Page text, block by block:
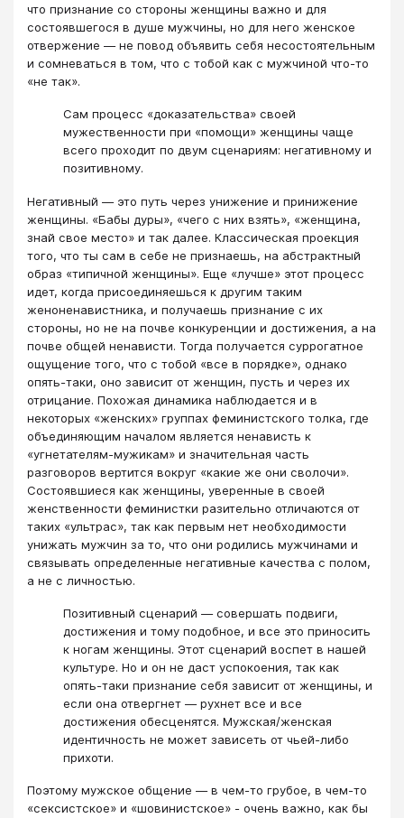
что признание со стороны женщины важно и для
состоявшегося в душе мужчины, но для него женское
отвержение — не повод объявить себя несостоятельным
и сомневаться в том, что с тобой как с мужчиной что-то
«не так».
Сам процесс «доказательства» своей
мужественности при «помощи» женщины чаще
всего проходит по двум сценариям: негативному и
позитивному.
Негативный — это путь через унижение и принижение
женщины. «Бабы дуры», «чего с них взять», «женщина,
знай свое место» и так далее. Классическая проекция
того, что ты сам в себе не признаешь, на абстрактный
образ «типичной женщины». Еще «лучше» этот процесс
идет, когда присоединяешься к другим таким
женоненавистника, и получаешь признание с их
стороны, но не на почве конкуренции и достижения, а на
почве общей ненависти. Тогда получается суррогатное
ощущение того, что с тобой «все в порядке», однако
опять-таки, оно зависит от женщин, пусть и через их
отрицание. Похожая динамика наблюдается и в
некоторых «женских» группах феминистского толка, где
объединяющим началом является ненависть к
«угнетателям-мужикам» и значительная часть
разговоров вертится вокруг «какие же они сволочи».
Состоявшиеся как женщины, уверенные в своей
женственности феминистки разительно отличаются от
таких «ультрас», так как первым нет необходимости
унижать мужчин за то, что они родились мужчинами и
связывать определенные негативные качества с полом,
а не с личностью.
Позитивный сценарий — совершать подвиги,
достижения и тому подобное, и все это приносить
к ногам женщины. Этот сценарий воспет в нашей
культуре. Но и он не даст успокоения, так как
опять-таки признание себя зависит от женщины, и
если она отвергнет — рухнет все и все
достижения обесценятся. Мужская/женская
идентичность не может зависеть от чьей-либо
прихоти.
Поэтому мужское общение — в чем-то грубое, в чем-то
«сексистское» и «шовинистское» - очень важно, как бы